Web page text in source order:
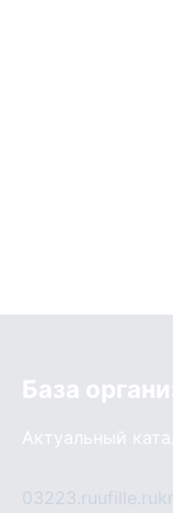
База
Актуальный
03223.ruufille.ru